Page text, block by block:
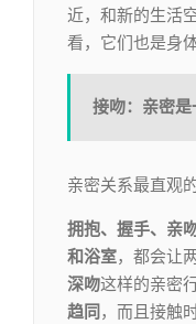
近，和新的生活
看，它们也是身
接吻：亲密
亲密关系最直观
拥抱、握手、亲
和浴室，都会让
深吻这样的亲密
趋同 ，而且接触